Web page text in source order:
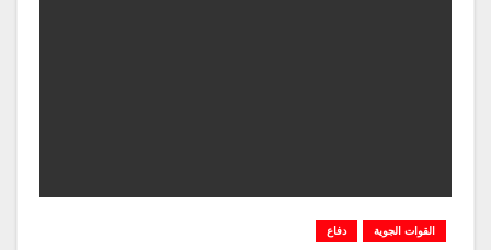
القوات الجوية دفاع